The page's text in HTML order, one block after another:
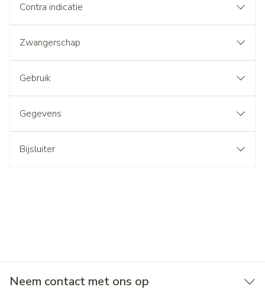
Contra indicatie
Zwangerschap
Gebruik
Gegevens
Bijsluiter
Neem contact met ons op